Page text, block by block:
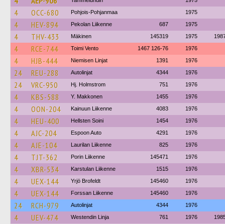
4 OCC-680 Pohjois-Pohjanmaa 1975
4 HEV-894 Pekolan Liikenne 687 1975
4 THV-433 Mäkinen 145319 1975
4 RCE-744 Toimi Vento 1467 126-76 1976
4 HJB-444 Niemisen Linjat 1391 1976
24 REU-288 Autolinjat 4344 1976
24 VRC-950 Hj. Holmstrom 751 1976
4 KBS-588 Y. Makkonen 1455 1976
4 OON-204 Kainuun Liikenne 4083 1976
4 HEU-400 Hellsten Soini 1454 1976
4 AJC-204 Espoon Auto 4291 1976
4 AJE-104 Laurilan Liikenne 825 1976
4 TJT-362 Porin Liikenne 145471 1976
4 XBR-534 Karstulan Liikenne 1515 1976
4 UEX-144 Yrjö Brofeldt 145460 1976
4 UEX-144 Forssan Liikenne 145460 1976
24 RCH-979 Autolinjat 4344 1976
4 UEV-474 Westendin Linja 761 1976